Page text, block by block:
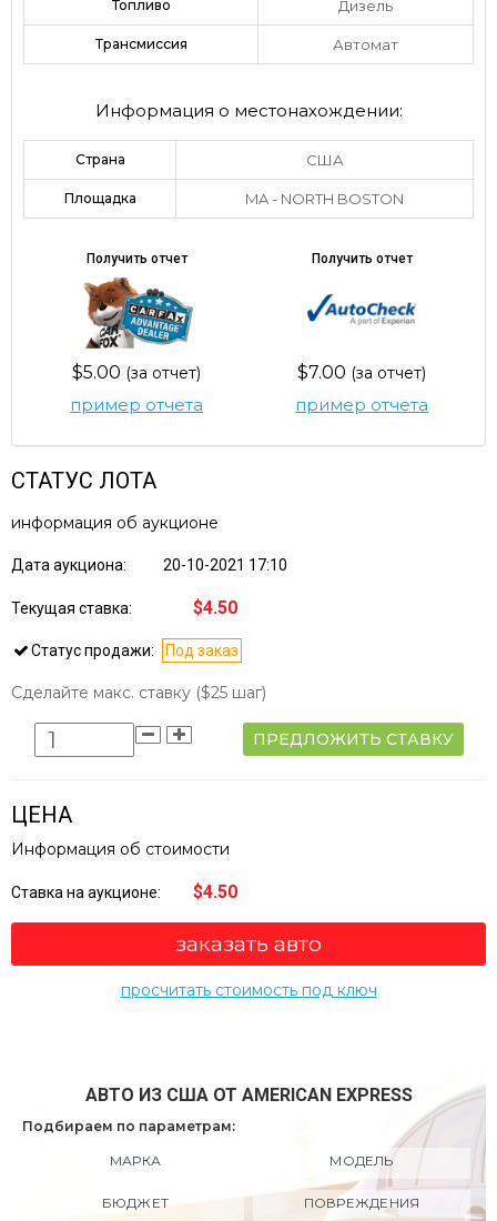
Топливо Дизель
Трансмиссия Автомат
Информация о местонахождении:
Страна США
Площадка MA - NORTH BOSTON
Получить отчет
$5.00 (за отчет)
пример отчета
Получить отчет
$7.00 (за отчет)
пример отчета
СТАТУС ЛОТА
информация об аукционе
Дата аукциона: 20-10-2021 17:10
Текущая ставка: $4.50
Статус продажи: Под заказ
Сделайте макс. ставку ($25 шаг)
ПРЕДЛОЖИТЬ СТАВКУ
ЦЕНА
Информация об стоимости
Ставка на аукционе: $4.50
заказать авто
просчитать стоимость под ключ
АВТО ИЗ США ОТ AMERICAN EXPRESS
Подбираем по параметрам:
МАРКА МОДЕЛЬ
БЮДЖЕТ ПОВРЕЖДЕНИЯ